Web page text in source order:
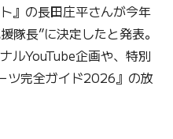
』の長田庄平さんが今年
隊長”に決定したと発表。
ルYouTube企画や、特別
ツ完全ガイド2026』の放